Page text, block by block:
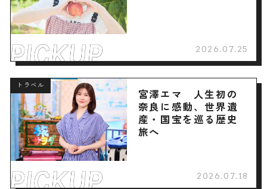
2026.07.25
トラベル
宮澤エマ 人生初の
奈良に感動、世界遺
産・国宝を巡る歴史
旅へ
2026.07.18